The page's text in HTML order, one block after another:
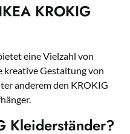
KROKIG
eine Vielzahl von
kreative Gestaltung von
anderem den KROKIG
Kleiderständer?